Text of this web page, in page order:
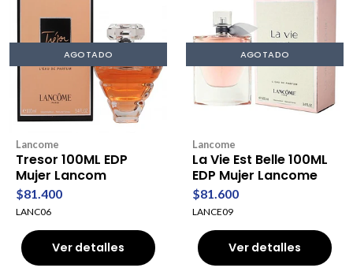
AGOTADO
Lancome
Tresor 100ML EDP
Mujer Lancom
$81.400
LANC06
Ver detalles
AGOTADO
Lancome
La Vie Est Belle 100ML
EDP Mujer Lancome
$81.600
LANCE09
Ver detalles